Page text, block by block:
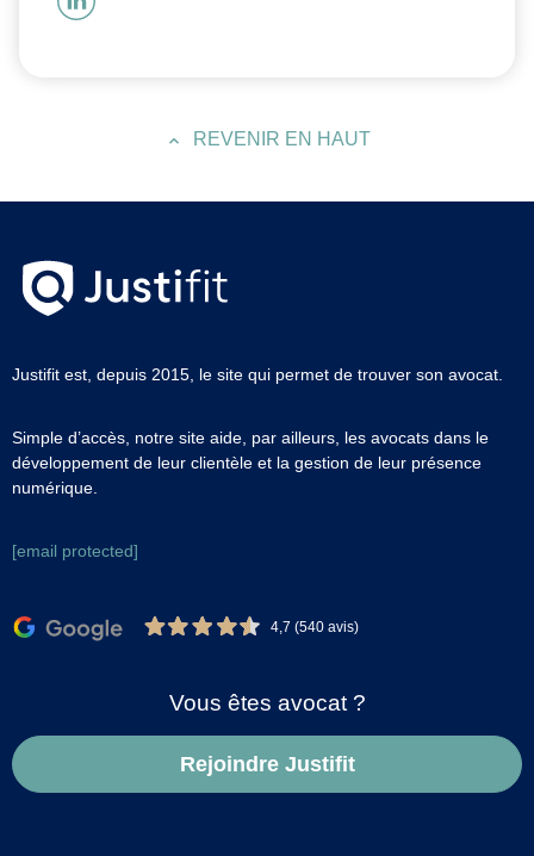
REVENIR EN HAUT
Justifit est, depuis 2015, le site qui permet de trouver son avocat.
Simple d’accès, notre site aide, par ailleurs, les avocats dans le
développement de leur clientèle et la gestion de leur présence
numérique.
[email protected]
4,7 (540 avis)
Vous êtes avocat ?
Rejoindre Justifit